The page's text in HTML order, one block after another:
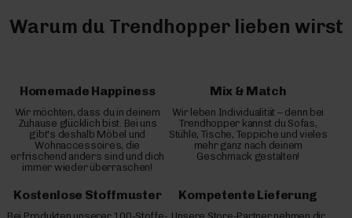
Warum du Trendhopper lieben wirst
Homemade Happiness
Wir möchten, dass du in deinem
Zuhause glücklich bist. Bei uns
gibt's deshalb Möbel und
Wohnaccessoires, die
erfrischend anders sind und dich
immer wieder überraschen!
Mix & Match
Wir leben Individualität – denn bei
Trendhopper kannst du Sofas,
Stühle, Tische, Teppiche und vieles
mehr ganz nach deinem
Geschmack gestalten!
Kostenlose Stoffmuster Kompetente Lieferung